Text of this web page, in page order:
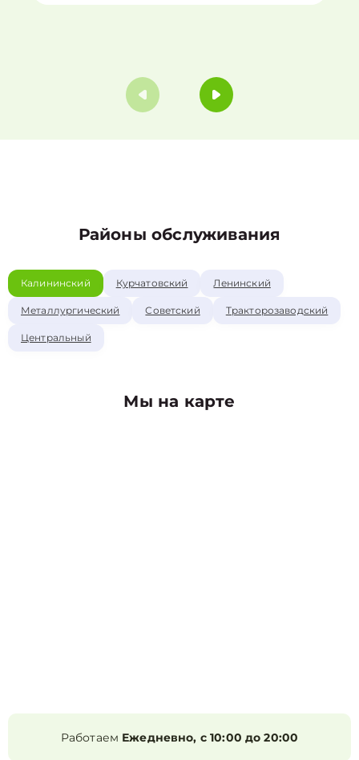
Районы обслуживания
Калининский Курчатовский Ленинский
Металлургический Советский Тракторозаводский
Центральный
Мы на карте
Работаем Ежедневно, с 10:00 до 20:00